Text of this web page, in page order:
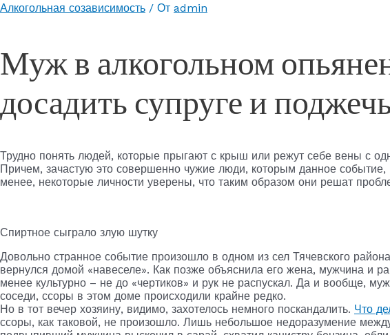
Алкогольная созависимость / От admin
Муж в алкогольном
досадить супруге и
Трудно понять людей, которые прыгают с крыш или режут себе вены с
Причем, зачастую это совершенно чужие люди, которым данное
менее, некоторые личности уверены, что таким образом они решат
Спиртное сыграло злую шутку
Довольно странное событие произошло в одном из сел Тячевского
вернулся домой «навеселе». Как позже объяснила его жена, мужчина и
менее культурно – не до «чертиков» и рук не распускал. Да и вообще,
соседи, ссоры в этом доме происходили крайне редко.
Но в тот вечер хозяину, видимо, захотелось немного поскандалить. Что
ссоры, как таковой, не произошло. Лишь небольшое недоразумение